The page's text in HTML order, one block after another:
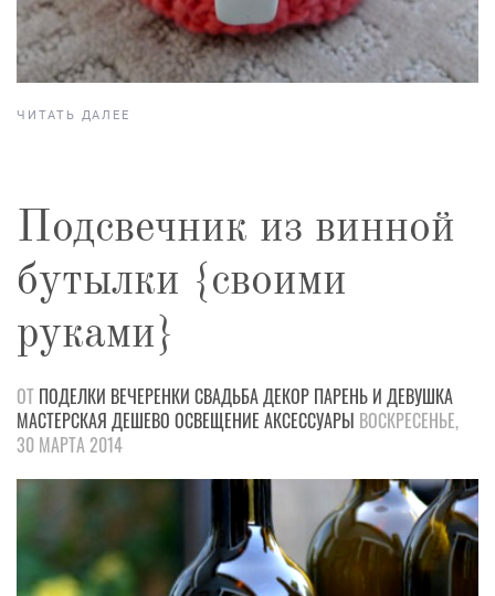
ЧИТАТЬ ДАЛЕЕ
Подсвечник из винной
бутылки {своими
руками}
ОТ ПОДЕЛКИ ВЕЧЕРЕНКИ СВАДЬБАДЕКОР ПАРЕНЬ И ДЕВУШКА
МАСТЕРСКАЯ ДЕШЕВО ОСВЕЩЕНИЕ АКСЕССУАРЫ ВОСКРЕСЕНЬЕ,
30 МАРТА 2014